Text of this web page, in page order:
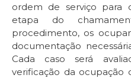
ordem de serviço para
etapa do
procedimento, os
documentação
Cada caso será
verificação da